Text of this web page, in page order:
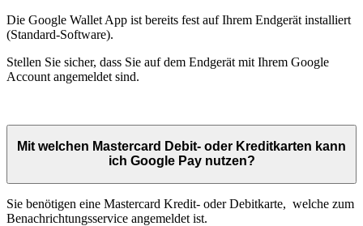
Die Google Wallet App ist bereits fest auf Ihrem Endgerät installiert
(Standard-Software).
Stellen Sie sicher, dass Sie auf dem Endgerät mit Ihrem Google
Account angemeldet sind.
Mit welchen Mastercard Debit- oder Kreditkarten kann
ich Google Pay nutzen?
Sie benötigen eine Mastercard Kredit- oder Debitkarte, welche zum
Benachrichtungsservice angemeldet ist.